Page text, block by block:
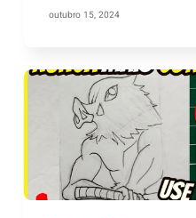
outubro 15, 2024